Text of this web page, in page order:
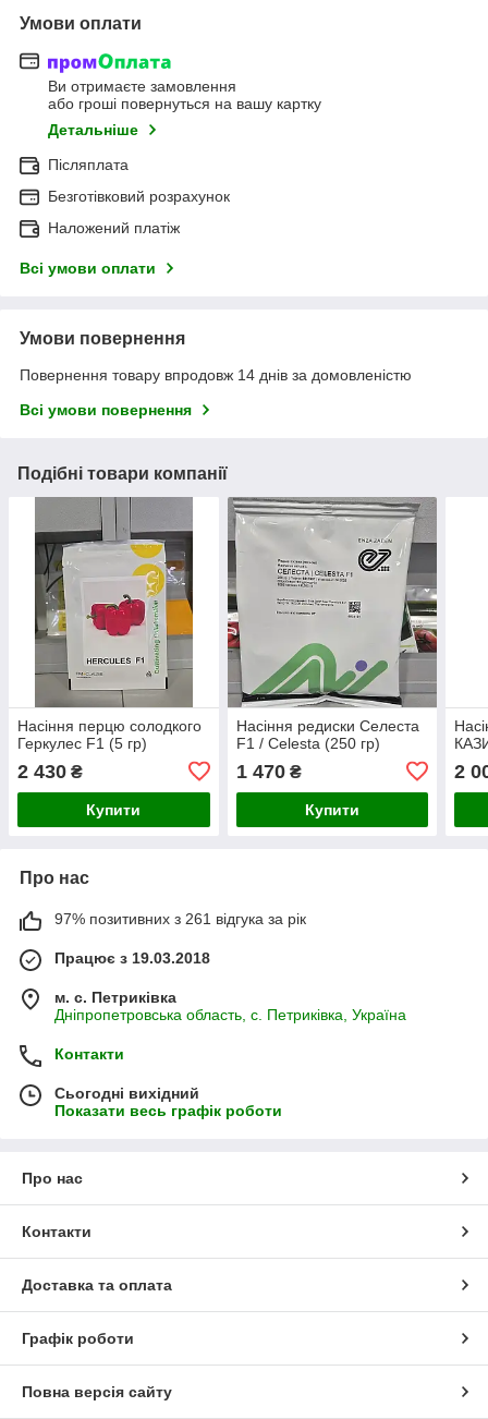
Умови оплати
Ви отримаєте замовлення
або гроші повернуться на вашу картку
Детальніше
Післяплата
Безготівковий розрахунок
Наложений платіж
Всі умови оплати
Умови повернення
Повернення товару впродовж 14 днів за домовленістю
Всі умови повернення
Подібні товари компанії
Насіння перцю солодкого
Геркулес F1 (5 гр)
2 430 ₴
Купити
Насіння редиски Селеста
F1 / Celesta (250 гр)
1 470₴
Купити
2
Про нас
97% позитивних з 261 відгука за рік
Працює з 19.03.2018
м. с. Петриківка
Дніпропетровська область, с. Петриківка, Україна
Контакти
Сьогодні вихідний
Показати весь графік роботи
Про нас
Контакти
Доставка та оплата
Графік роботи
Повна версія сайту